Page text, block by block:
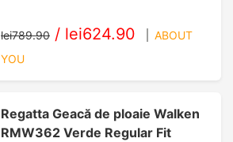
lei789.90 / lei624.90
ABOUT
YOU
Regatta Geacă de ploaie Walken
RMW362 Verde Regular Fit